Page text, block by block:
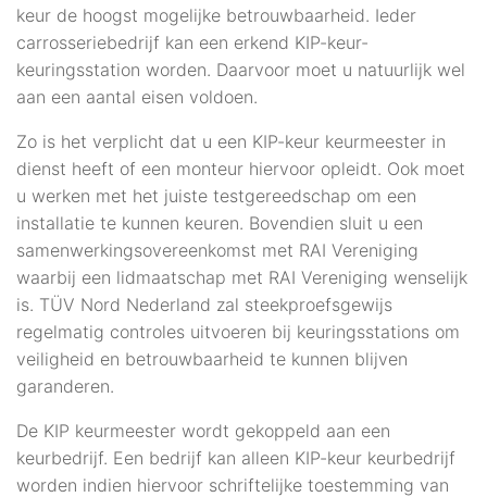
keur de hoogst mogelijke betrouwbaarheid. Ieder
carrosseriebedrijf kan een erkend KIP-keur-
keuringsstation worden. Daarvoor moet u natuurlijk wel
aan een aantal eisen voldoen.
Zo is het verplicht dat u een KIP-keur keurmeester in
dienst heeft of een monteur hiervoor opleidt. Ook moet
u werken met het juiste testgereedschap om een
installatie te kunnen keuren. Bovendien sluit u een
samenwerkingsovereenkomst met RAI Vereniging
waarbij een lidmaatschap met RAI Vereniging wenselijk
is. TÜV Nord Nederland zal steekproefsgewijs
regelmatig controles uitvoeren bij keuringsstations om
veiligheid en betrouwbaarheid te kunnen blijven
garanderen.
De KIP keurmeester wordt gekoppeld aan een
keurbedrijf. Een bedrijf kan alleen KIP-keur keurbedrijf
worden indien hiervoor schriftelijke toestemming van